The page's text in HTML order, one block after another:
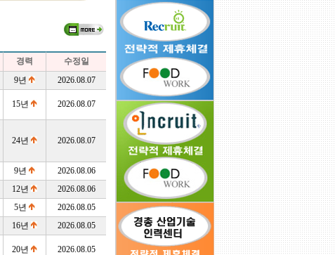
경력
수정일
9년 2026.08.07
15년 2026.08.07
24년 2026.08.07
9년
2026.08.06
12년
2026.08.06
5년
2026.08.05
16년 2026.08.05
20년 2026.08.05